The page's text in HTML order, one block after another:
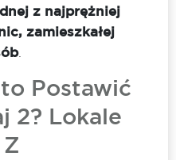
z najprężniej
zamieszkałej
.
Postawić
2? Lokale